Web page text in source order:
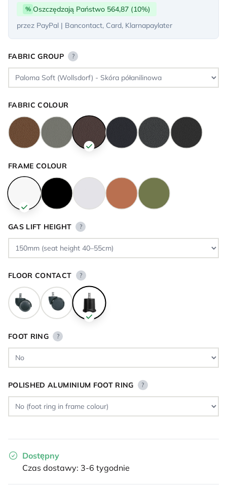
% Oszczędzają Państwo 564,87 (10%)
przez PayPal | Bancontact, Card, Klarnapaylater
FABRIC GROUP ?
FABRIC COLOUR
FRAME COLOUR
GAS LIFT HEIGHT ?
FLOOR CONTACT ?
FOOT RING ?
POLISHED ALUMINIUM FOOT RING ?
Dostępny
Czas dostawy: 3-6 tygodnie